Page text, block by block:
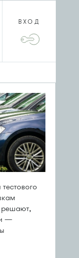
ВХОД
—